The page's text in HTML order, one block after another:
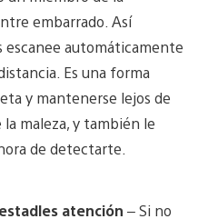
embarrado. Así
escanee automáticamente
Es una forma
y mantenerse lejos de
maleza, y también le
de detectarte.
atención – Si no